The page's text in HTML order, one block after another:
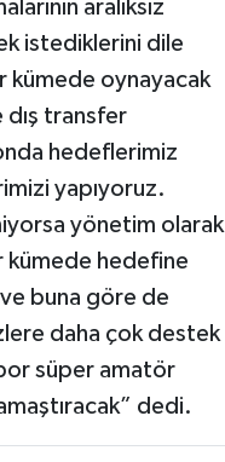
aralıksız
istediklerini dile
kümede oynayacak
dış transfer
hedeflerimiz
yapıyoruz.
yönetim olarak
kümede hedefine
buna göre de
daha çok destek
süper amatör
dedi.